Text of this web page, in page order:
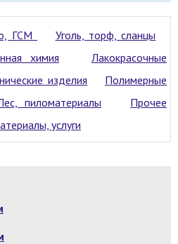
ГСМ
Уголь, торф, сланцы
химия
Лакокрасочные
изделия
Полимерные
пиломатериалы
Прочее
услуги